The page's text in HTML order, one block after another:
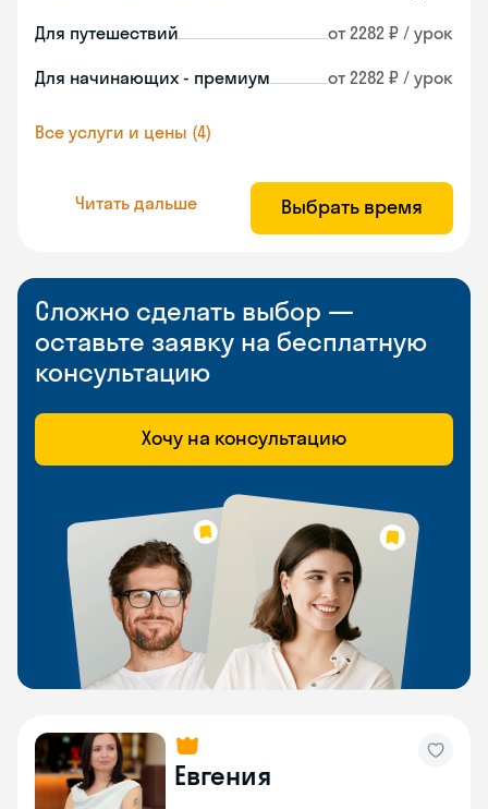
Для путешествий от 2282 ₽ / урок
Для начинающих - премиум от 2282 ₽ / урок
Все услуги и цены (4)
Читать дальше Выбрать время
Сложно сделать выбор —
оставьте заявку на бесплатную
консультацию
Хочу на консультацию
Евгения